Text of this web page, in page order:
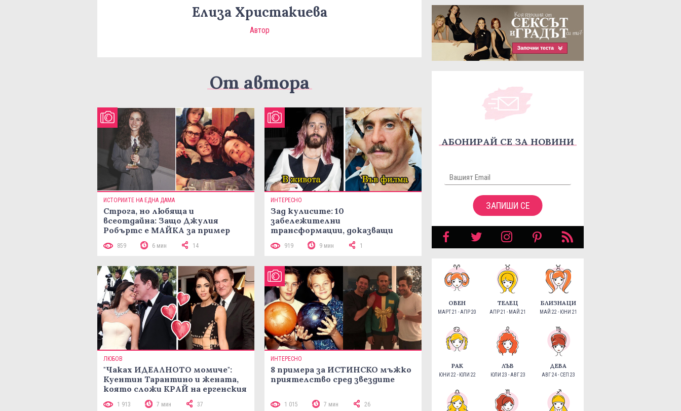
Елиза Христакиева
Автор
От автора
ИСТОРИИТЕ НА ЕДНА ДАМА
Строга, но любяща и
всеотдайна: Защо Джулия
Робъртс е МАЙКА за пример
859 6 мин 14
ИНТЕРЕСНО
Зад кулисите: 10
забележителни
трансформации, доказващи
МАГИЯТА на филмовия ГРИМ
919 9 мин 1
ЛЮБОВ
"Чаках ИДЕАЛНОТО момиче":
Куентин Тарантино и жената,
която сложи КРАЙ на ергенския
му живот
1 913 7 мин 37
ИНТЕРЕСНО
8 примера за ИСТИНСКО мъжко
приятелство сред звездите
1 015 7 мин 26
АБОНИРАЙ СЕ ЗА НОВИНИ
ЗАПИШИ СЕ
ОВЕН
МАРТ 21 - АПР 20
ТЕЛЕЦ
АПР 21 - МАЙ 21
БЛИЗНАЦИ
МАЙ 22 - ЮНИ 21
РАК
ЮНИ 22 - ЮЛИ 22
ЛЪВ
ЮЛИ 23 - АВГ 23
ДЕВА
АВГ 24 - СЕП 23